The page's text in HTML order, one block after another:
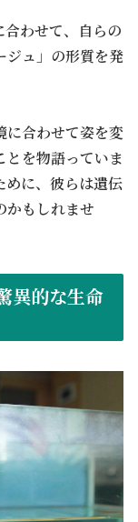
合わせて、自らの
ジュ」の形質を発
に合わせて姿を変
とを物語っていま
めに、彼らは遺伝
かもしれませ
異的な生命